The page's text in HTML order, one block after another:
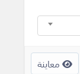
معاينة